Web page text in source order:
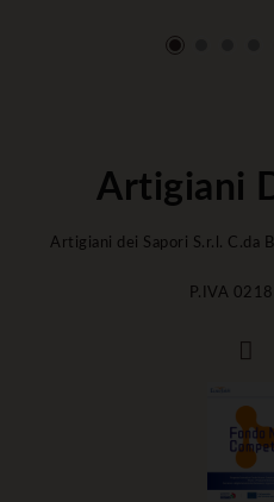
Artigiani
Artigiani dei Sapori S.r.l. C.da
P.IVA